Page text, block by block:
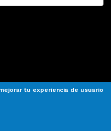
tu experiencia de usuario